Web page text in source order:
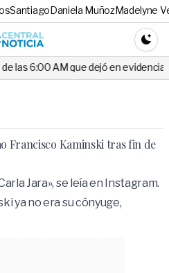
SantiagoDaniela MuñozMadelyne
Central
que dejó en evidencia al Delegado
Francisco Kaminski tras fin de
Jara», se leía en Instagram.
ya no era su cónyuge,